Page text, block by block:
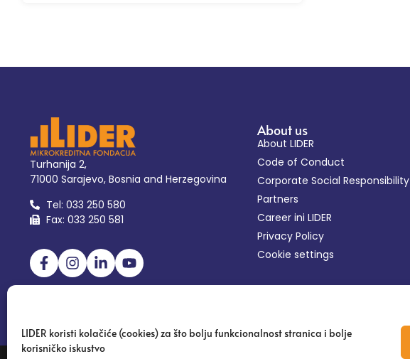
LIDER koristi kolačiće (cookies) za što bolju funkcionalnost stranica i bolje
korisničko iskustvo
Turhanija 2,
71000 Sarajevo, Bosnia and Herzegovina
Tel: 033 250 580
Fax: 033 250 581
About us
About LIDER
Code of Conduct
Corporate Social Responsibility
Partners
Career ini LIDER
Privacy Policy
Cookie settings